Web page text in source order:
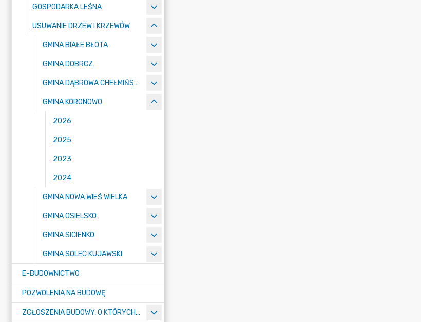
GOSPODARKA LEŚNA
USUWANIE DRZEW I KRZEWÓW
GMINA BIAŁE BŁOTA
GMINA DOBRCZ
GMINA DĄBROWA CHEŁMIŃSKA
GMINA KORONOWO
2026
2025
2023
2024
GMINA NOWA WIEŚ WIELKA
GMINA OSIELSKO
GMINA SICIENKO
GMINA SOLEC KUJAWSKI
E-BUDOWNICTWO
POZWOLENIA NA BUDOWĘ
ZGŁOSZENIA BUDOWY, O KTÓRYCH MOWA W ART. 29 UST. 1 PKT 1A, 2B I 19A USTAWY PRAWO BUDOWLANE